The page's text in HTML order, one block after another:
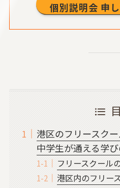
個別説明会 申
港区のフリースク
中学生が通える学
フリースクール
港区内のフリー